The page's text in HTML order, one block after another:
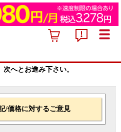
へとお進み下さい。
/価格に対するご意見